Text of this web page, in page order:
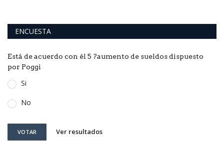
ENCUESTA
Está de acuerdo con él 5 ?aumento de sueldos dispuesto
por Poggi
Si
No
VOTAR Ver resultados